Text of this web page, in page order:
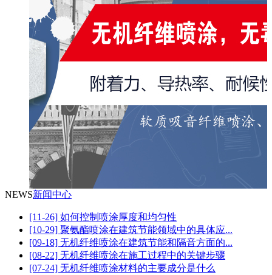
NEWS新闻中心
[11-26] 如何控制喷涂厚度和均匀性
[10-29] 聚氨酯喷涂在建筑节能领域中的具体应...
[09-18] 无机纤维喷涂在建筑节能和隔音方面的...
[08-22] 无机纤维喷涂在施工过程中的关键步骤
[07-24] 无机纤维喷涂材料的主要成分是什么